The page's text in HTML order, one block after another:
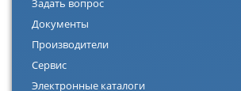
Задать вопрос
Документы
Производители
Сервис
Электронные каталоги